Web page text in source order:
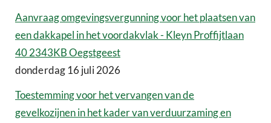
Aanvraag omgevingsvergunning voor het plaatsen van
een dakkapel in het voordakvlak - Kleyn Proffijtlaan
40 2343KB Oegstgeest
donderdag 16 juli 2026
Toestemming voor het vervangen van de
gevelkozijnen in het kader van verduurzaming en